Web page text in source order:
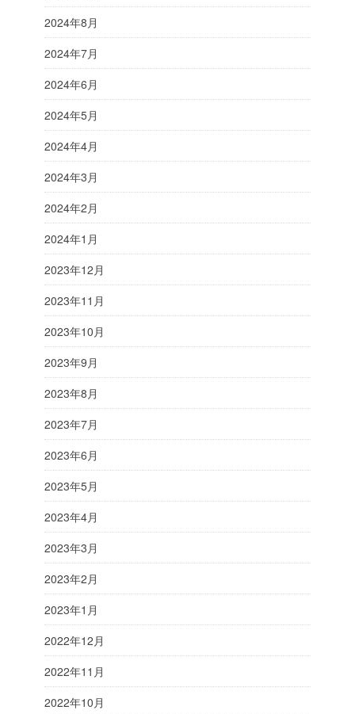
2024年8月
2024年7月
2024年6月
2024年5月
2024年4月
2024年3月
2024年2月
2024年1月
2023年12月
2023年11月
2023年10月
2023年9月
2023年8月
2023年7月
2023年6月
2023年5月
2023年4月
2023年3月
2023年2月
2023年1月
2022年12月
2022年11月
2022年10月